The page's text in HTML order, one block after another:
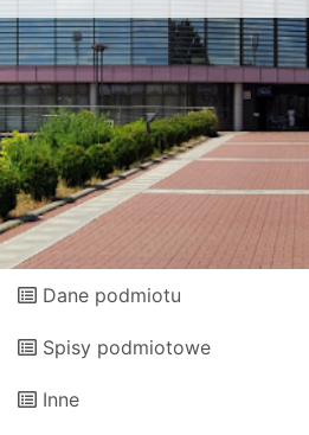
Dane podmiotu
Spisy podmiotowe
Inne